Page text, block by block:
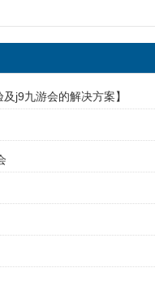
j9九游会的解决方案】